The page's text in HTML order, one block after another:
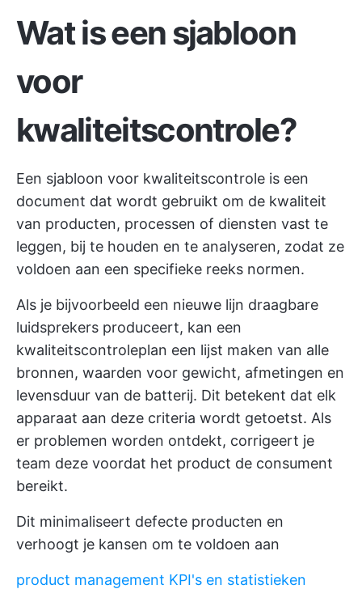
Wat is een sjabloon
voor
kwaliteitscontrole?
Een sjabloon voor kwaliteitscontrole is een
document dat wordt gebruikt om de kwaliteit
van producten, processen of diensten vast te
leggen, bij te houden en te analyseren, zodat ze
voldoen aan een specifieke reeks normen.
Als je bijvoorbeeld een nieuwe lijn draagbare
luidsprekers produceert, kan een
kwaliteitscontroleplan een lijst maken van alle
bronnen, waarden voor gewicht, afmetingen en
levensduur van de batterij. Dit betekent dat elk
apparaat aan deze criteria wordt getoetst. Als
er problemen worden ontdekt, corrigeert je
team deze voordat het product de consument
bereikt.
Dit minimaliseert defecte producten en
verhoogt je kansen om te voldoen aan
product management KPI's en statistieken